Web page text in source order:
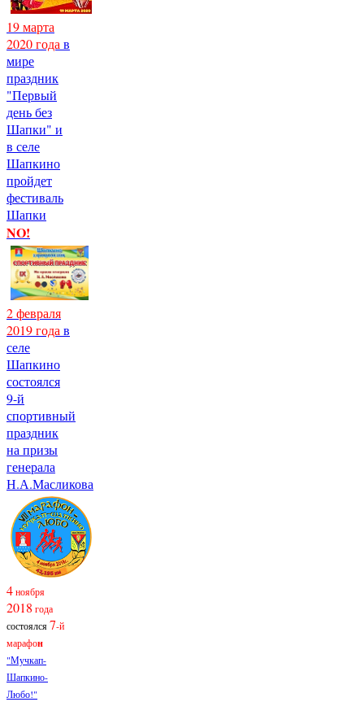
19 марта
2020 годав
мире
праздник
"Первый
день без
Шапки" и
в селе
Шапкино
пройдет
фестиваль
Шапки
NO!
2 февраля
2019 годав
селе
Шапкино
состоялся
9-й
спортивный
праздник
на призы
генерала
Н.А.Масликова
4ноября
2018 года
состоялся7-й
марафон
"Мучкап-
Шапкино-
Любо!"